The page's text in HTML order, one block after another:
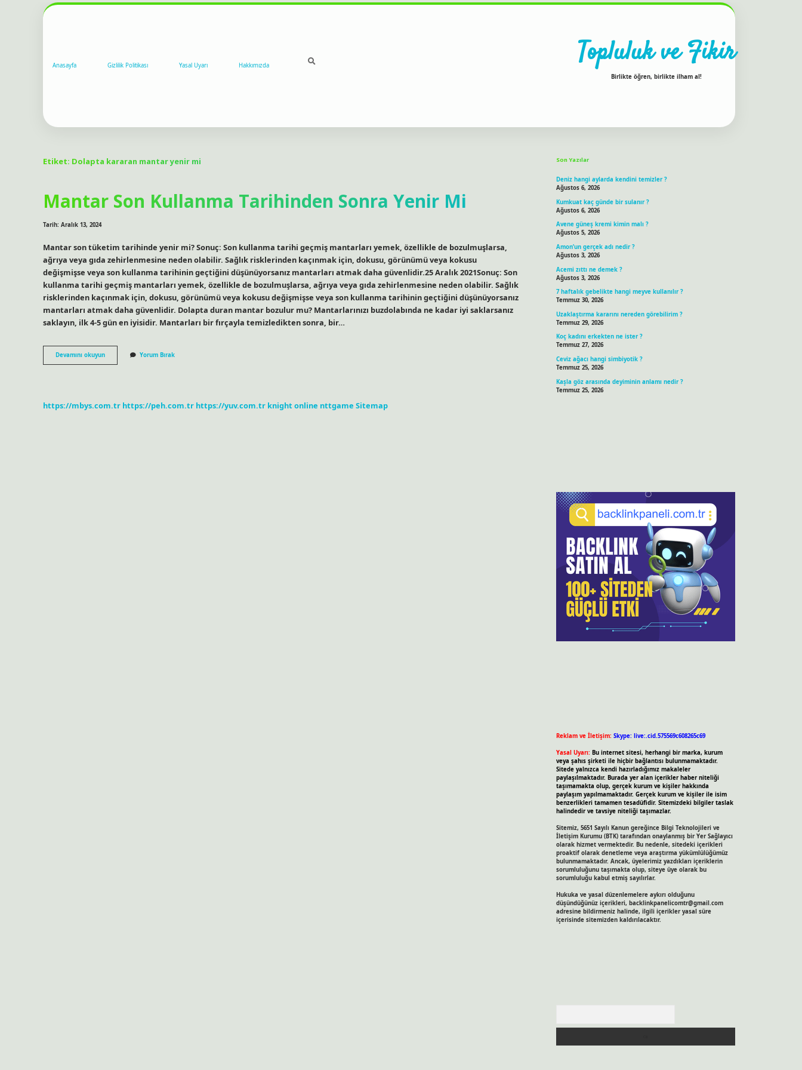
Anasayfa Gizlilik Politikası Yasal Uyarı Hakkımızda Topluluk ve Fikir
Birlikte öğren, birlikte ilham al!
Etiket: Dolapta kararan mantar yenir mi
Mantar Son Kullanma Tarihinden Sonra Yenir Mi
Tarih: Aralık 13, 2024
Mantar son tüketim tarihinde yenir mi? Sonuç: Son kullanma tarihi geçmiş mantarları yemek, özellikle de bozulmuşlarsa,
ağrıya veya gıda zehirlenmesine neden olabilir. Sağlık risklerinden kaçınmak için, dokusu, görünümü veya kokusu
değişmişse veya son kullanma tarihinin geçtiğini düşünüyorsanız mantarları atmak daha güvenlidir.25 Aralık 2021Sonuç: Son
kullanma tarihi geçmiş mantarları yemek, özellikle de bozulmuşlarsa, ağrıya veya gıda zehirlenmesine neden olabilir. Sağlık
risklerinden kaçınmak için, dokusu, görünümü veya kokusu değişmişse veya son kullanma tarihinin geçtiğini düşünüyorsanız
mantarları atmak daha güvenlidir. Dolapta duran mantar bozulur mu? Mantarlarınızı buzdolabında ne kadar iyi saklarsanız
saklayın, ilk 4-5 gün en iyisidir. Mantarları bir fırçayla temizledikten sonra, bir…
Devamını okuyunMantar
Son
Mi
Yorum Bırak
https://mbys.com.tr https://peh.com.tr https://yuv.com.tr knight online nttgame Sitemap
Son Yazılar
Deniz hangi aylarda kendini temizler ?
Ağustos 6, 2026
Kumkuat kaç günde bir sulanır ?
Ağustos 6, 2026
Avene güneş kremi kimin malı ?
Ağustos 5, 2026
Amon’un gerçek adı nedir ?
Ağustos 3, 2026
Acemi zıttı ne demek ?
Ağustos 3, 2026
7 haftalık gebelikte hangi meyve kullanılır ?
Temmuz 30, 2026
Uzaklaştırma kararını nereden görebilirim ?
Temmuz 29, 2026
Koç kadını erkekten ne ister ?
Temmuz 27, 2026
Ceviz ağacı hangi simbiyotik ?
Temmuz 25, 2026
Kaşla göz arasında deyiminin anlamı nedir ?
Temmuz 25, 2026
Reklam ve İletişim: Skype: live:.cid.575569c608265c69
Yasal Uyarı: Bu internet sitesi, herhangi bir marka, kurum
veya şahıs şirketi ile hiçbir bağlantısı bulunmamaktadır.
Sitede yalnızca kendi hazırladığımız makaleler
paylaşılmaktadır. Burada yer alan içerikler haber niteliği
taşımamakta olup, gerçek kurum ve kişiler hakkında
paylaşım yapılmamaktadır. Gerçek kurum ve kişiler ile isim
benzerlikleri tamamen tesadüfidir. Sitemizdeki bilgiler taslak
halindedir ve tavsiye niteliği taşımazlar.
Sitemiz, 5651 Sayılı Kanun gereğince Bilgi Teknolojileri ve
İletişim Kurumu (BTK) tarafından onaylanmış bir Yer Sağlayıcı
olarak hizmet vermektedir. Bu nedenle, sitedeki içerikleri
proaktif olarak denetleme veya araştırma yükümlülüğümüz
bulunmamaktadır. Ancak, üyelerimiz yazdıkları içeriklerin
sorumluluğunu taşımakta olup, siteye üye olarak bu
sorumluluğu kabul etmiş sayılırlar.
Hukuka ve yasal düzenlemelere aykırı olduğunu
düşündüğünüz içerikleri, backlinkpanelicomtr@gmail.com
adresine bildirmeniz halinde, ilgili içerikler yasal süre
içerisinde sitemizden kaldırılacaktır.